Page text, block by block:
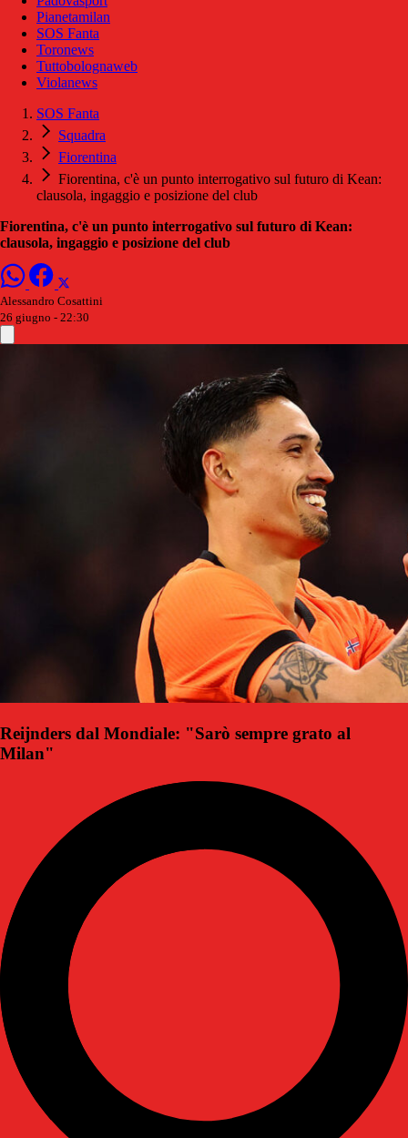
Pianetamilan
SOS Fanta
Toronews
Tuttobolognaweb
Violanews
SOS Fanta
Squadra
Fiorentina
Fiorentina, c'è un punto interrogativo sul futuro di Kean:
clausola, ingaggio e posizione del club
Fiorentina, c'è un punto interrogativo sul futuro di Kean:
clausola, ingaggio e posizione del club
Alessandro Cosattini
26 giugno - 22:30
Reijnders dal Mondiale: "Sarò sempre grato al
Milan"